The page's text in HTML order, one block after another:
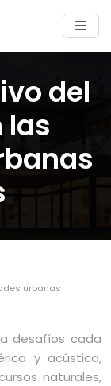
del
las
urbanas
desafíos cada
y acústica,
naturales,